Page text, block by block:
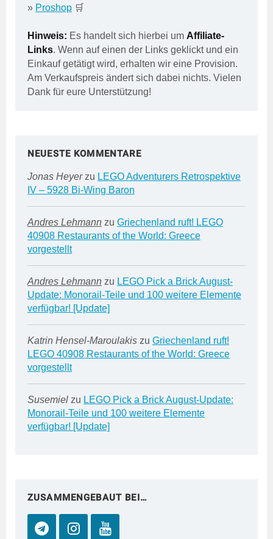
» Proshop 🛒
Hinweis: Es handelt sich hierbei um Affiliate-
Links. Wenn auf einen der Links geklickt und ein
Einkauf getätigt wird, erhalten wir eine Provision.
Am Verkaufspreis ändert sich dabei nichts. Vielen
Dank für eure Unterstützung!
NEUESTE KOMMENTARE
Jonas Heyerzu LEGO Adventurers Retrospektive
IV – 5928 Bi-Wing Baron
Andres Lehmann zu Griechenland ruft! LEGO
40908 Restaurants of the World: Greece
vorgestellt
Andres Lehmann zu LEGO Pick a Brick August-
Update: Monorail-Teile und 100 weitere Elemente
verfügbar! [Update]
Katrin Hensel-Maroulakis zu Griechenland ruft!
LEGO 40908 Restaurants of the World: Greece
vorgestellt
Susemiel zu LEGO Pick a Brick August-Update:
Monorail-Teile und 100 weitere Elemente
verfügbar! [Update]
ZUSAMMENGEBAUT BEI…